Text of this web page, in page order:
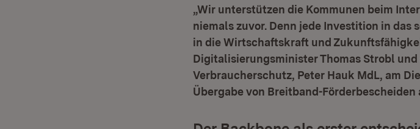
„Wir unterstützen die Kommunen beim
niemals zuvor. Denn jede Investition in
in die Wirtschaftskraft und
Digitalisierungsminister Thomas Strobl
Verbraucherschutz, Peter Hauk MdL, am
Übergabe von Breitband-